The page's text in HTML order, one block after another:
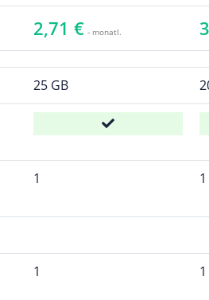
2,71 € - monatl.
25 GB
1 1
1 1